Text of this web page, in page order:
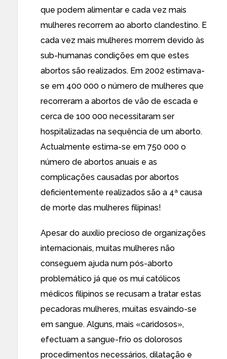
que podem alimentar e cada vez mais
mulheres recorrem ao aborto clandestino. E
cada vez mais mulheres morrem devido às
sub-humanas condições em que estes
abortos são realizados. Em 2002 estimava-
se em 400 000 o número de mulheres que
recorreram a abortos de vão de escada e
cerca de 100 000 necessitaram ser
hospitalizadas na sequência de um aborto.
Actualmente estima-se em 750 000 o
número de abortos anuais e as
complicações causadas por abortos
deficientemente realizados são a 4ª causa
de morte das mulheres filipinas!
Apesardo auxílio precioso de organizações
internacionais, muitas mulheres não
conseguem ajuda num pós-aborto
problemático já que os mui católicos
médicos filipinos se recusam a tratar estas
pecadoras mulheres, muitas esvaindo-se
em sangue. Alguns, mais «caridosos»,
efectuam a sangue-frio os dolorosos
procedimentos necessários, dilatação e